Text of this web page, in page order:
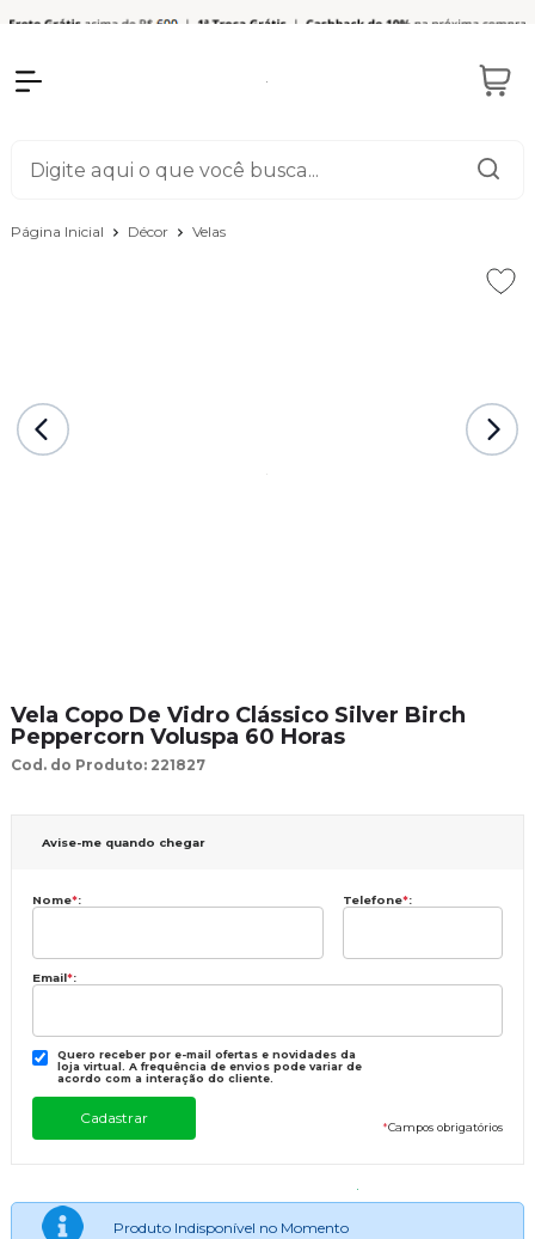
Página Inicial Décor Velas
Vela Copo De Vidro Clássico Silver Birch
Peppercorn Voluspa 60 Horas
Cod. do Produto: 221827
Avise-me quando chegar
Nome*: Telefone*:
Email*:
Quero receber por e-mail ofertas e novidades da
loja virtual. A frequência de envios pode variar de
acordo com a interação do cliente.
*Campos obrigatórios
Produto Indisponível no Momento